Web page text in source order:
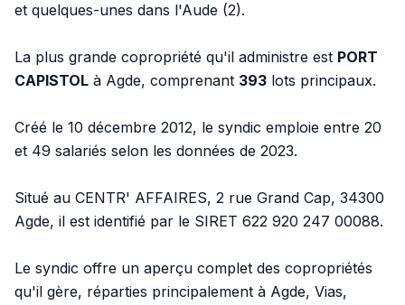
et quelques-unes dans l'Aude (2).
La plus grande copropriété qu'il administre est PORT
CAPISTOL à Agde, comprenant 393 lots principaux.
Créé le 10 décembre 2012, le syndic emploie entre 20
et 49 salariés selon les données de 2023.
Situé au CENTR' AFFAIRES, 2 rue Grand Cap, 34300
Agde, il est identifié par le SIRET 622 920 247 00088.
Le syndic offre un aperçu complet des copropriétés
qu'il gère, réparties principalement à Agde, Vias,